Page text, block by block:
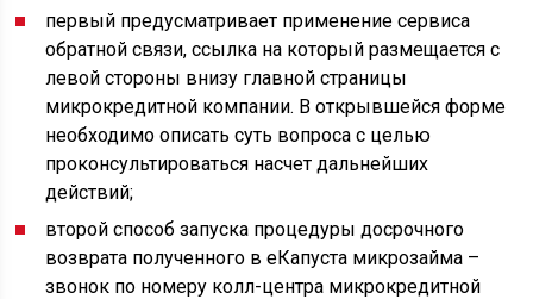
первый предусматривает применение сервиса
обратной связи, ссылка на который размещается с
левой стороны внизу главной страницы
микрокредитной компании. В открывшейся форме
необходимо описать суть вопроса с целью
проконсультироваться насчет дальнейших
действий;
второй способ запуска процедуры досрочного
возврата полученного в еКапуста микрозайма –
звонок по номеру колл-центра микрокредитной